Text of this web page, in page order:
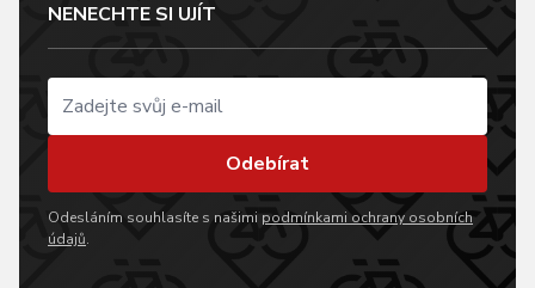
NENECHTE SI UJÍT
Odebírat
Odesláním souhlasíte s našimi podmínkami ochrany osobních
údajů.